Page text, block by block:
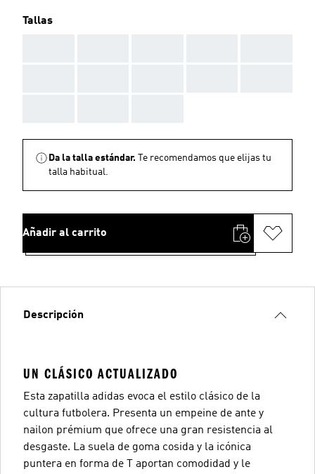
Tallas
Da la talla estándar.
Te recomendamos que elijas tu
talla habitual.
Añadir al carrito
Descripción
UN CLÁSICO ACTUALIZADO
Esta zapatilla adidas evoca el estilo clásico de la
cultura futbolera. Presenta un empeine de ante y
nailon prémium que ofrece una gran resistencia al
desgaste. La suela de goma cosida y la icónica
puntera en forma de T aportan comodidad y le